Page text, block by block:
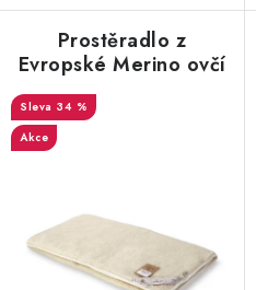
Prostěradlo z
Evropské Merino ovčí
vlny 90x200 cm
34 %
Akce